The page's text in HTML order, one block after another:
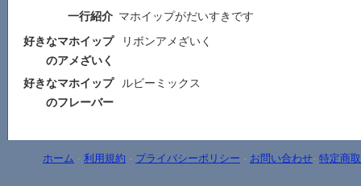
一行紹介 マホイップがだいすきです
好きなマホイップ
のアメざいく
リボンアメざいく
好きなマホイップ
のフレーバー
ルビーミックス
ホーム - 利用規約 - プライバシーポリシー - お問い合わせ- 特定商